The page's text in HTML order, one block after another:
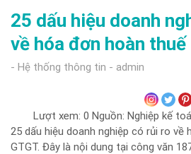
25 dấu hiệu doanh
về hóa đơn hoàn thuế
Hệ thống thông tin admin
Lượt xem: 0 Nguồn: Nghiệp kế
25 dấu hiệu doanh nghiệp có rủi ro về
GTGT. Đây là nội dung tại công văn